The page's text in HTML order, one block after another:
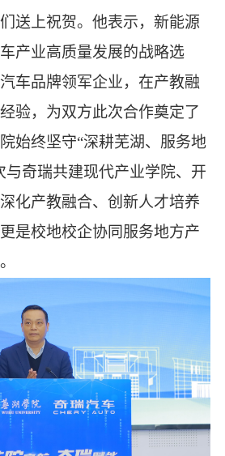
送上祝贺。他表示，新能源
产业高质量发展的战略选
车品牌领军企业，在产教融
验，为双方此次合作奠定了
始终坚守“深耕芜湖、服务地
与奇瑞共建现代产业学院、开
化产教融合、创新人才培养
是校地校企协同服务地方产